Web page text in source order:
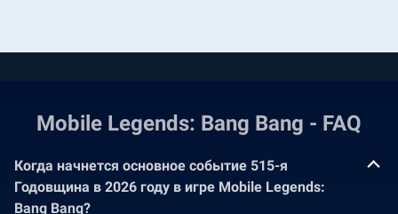
Mobile Legends: Bang Bang - FAQ
Когда начнется основное событие 515-я
Годовщина в 2026 году в игре Mobile Legends:
Bang Bang?